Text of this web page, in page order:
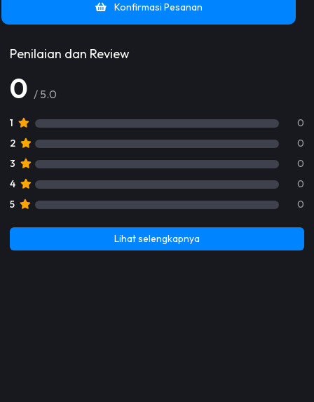
Konfirmasi Pesanan
Penilaian dan Review
0 / 5.0
1
0
2
0
3
0
4
0
5
0
Lihat selengkapnya